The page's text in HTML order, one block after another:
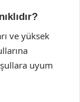
ve yüksek
uyum